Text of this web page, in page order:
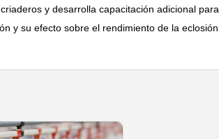
y desarrolla capacitación adicional
y su efecto sobre el rendimiento de la